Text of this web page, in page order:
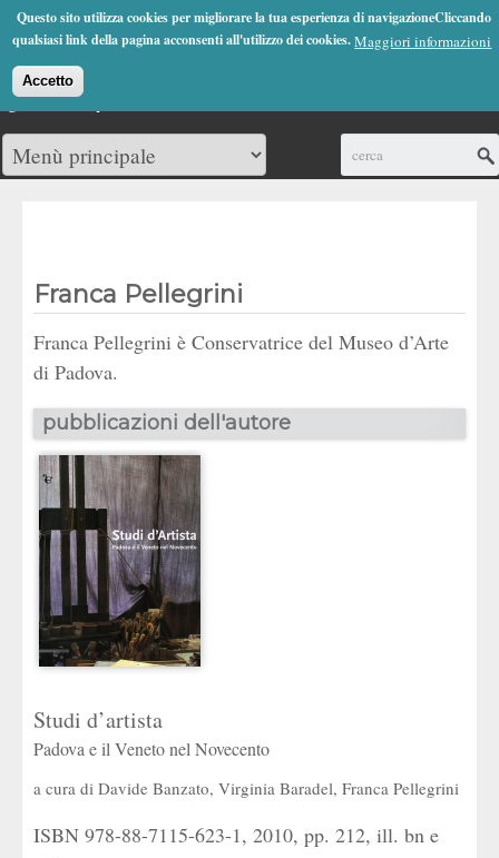
Questo sito utilizza cookies per migliorare la tua esperienza di navigazioneCliccando
qualsiasi link della pagina acconsenti all'utilizzo dei cookies.Maggiori informazioni
Accetto
Jump to Navigation
(0)
Franca Pellegrini
Franca Pellegrini è Conservatrice del Museo d’Arte
di Padova.
pubblicazioni dell'autore
Studi d’artista
Padova e il Veneto nel Novecento
a cura di Davide Banzato, Virginia Baradel, Franca Pellegrini
ISBN 978-88-7115-623-1, 2010, pp. 212, ill. bn e